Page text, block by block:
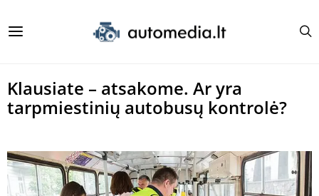
Klausiate – atsakome. Ar yra
tarpmiestinių autobusų kontrolė?